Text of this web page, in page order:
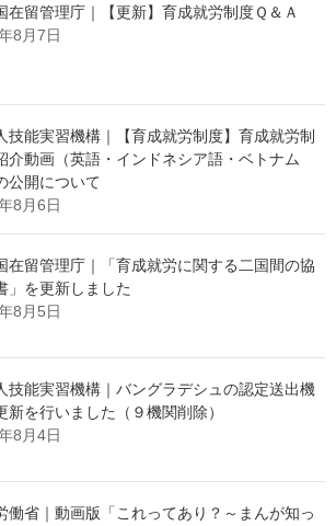
室 長 藤井 剛
(直通電話)03(3595)3395
基づく行政処分等を行
いました
生労働省は、令和５年４月28日付けで、
会社阿部建設、クリーン環境開発有限会
ニファクチャリング、合同会社サンエイ建
株式会社大門牧場、株式会社つくば鶏、株
ーム、株式会社丸和製作所、森工業株式会
に対し、技能実習計画の認定の取消しを通
在留管理庁｜【更新】育成就労制度Ｑ＆Ａ
8月7日
技能実習機構｜【育成就労制度】育成就労制
介動画（英語・インドネシア語・ベトナム
公開について
8月6日
在留管理庁｜「育成就労に関する二国間の協
」を更新しました
8月5日
技能実習機構｜バングラデシュの認定送出機
新を行いました（９機関削除）
8月4日
働省｜動画版「これってあり？～まんが知っ